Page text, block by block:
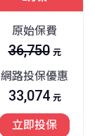
原始保費
36,750 元
網路投保優惠
33,074 元
立即投保